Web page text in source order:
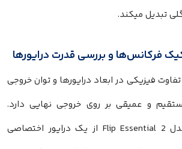
تبدیل میکند.
فرکانس‌ها و بررسی قدرت درایورها
فیزیکی در ابعاد درایورها و توان خروجی
و عمیقی بر روی خروجی نهایی دارد.
مدل Flip Essential 2 از یک درایور اختصاصی